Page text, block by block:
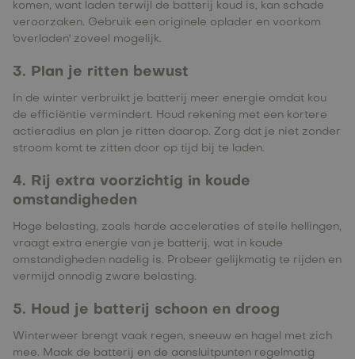
komen, want laden terwijl de batterij koud is, kan schade
veroorzaken. Gebruik een originele oplader en voorkom
'overladen' zoveel mogelijk.
3. Plan je ritten bewust
In de winter verbruikt je batterij meer energie omdat kou
de efficiëntie vermindert. Houd rekening met een kortere
actieradius en plan je ritten daarop. Zorg dat je niet zonder
stroom komt te zitten door op tijd bij te laden.
4. Rij extra voorzichtig in koude
omstandigheden
Hoge belasting, zoals harde acceleraties of steile hellingen,
vraagt extra energie van je batterij, wat in koude
omstandigheden nadelig is. Probeer gelijkmatig te rijden en
vermijd onnodig zware belasting.
5. Houd je batterij schoon en droog
Winterweer brengt vaak regen, sneeuw en hagel met zich
mee. Maak de batterij en de aansluitpunten regelmatig